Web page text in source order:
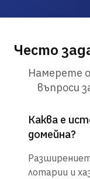
Често
Намерете
въпроси
Каква е
домейна?
лотарии и